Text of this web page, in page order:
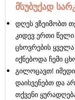
მსუბუქად
დღეს ვზეიმობთ
კიდევ ერთი წელი
ცხოვრების
იქნებოდა ჩემი
გილოცავთ!
დაისვენებთ და
თქვენი